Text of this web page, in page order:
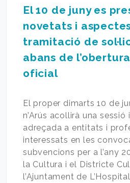
El 10 de juny es
novetats i
tramitació de
abans de
oficial
El proper dimarts 10 de
n’Arús acollirà una
adreçada a entitats i
interessats en les
subvencions per a l’any
la Cultura i el Districte
l’Ajuntament de